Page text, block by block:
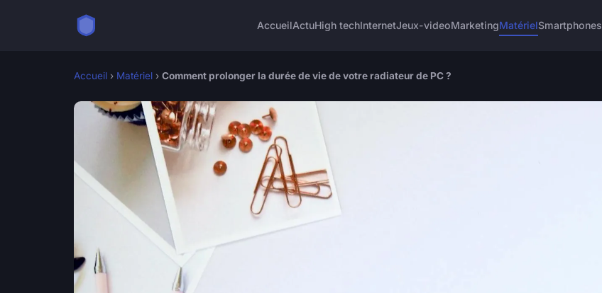
AccueilActuHigh techInternetJeux-videoMarketingMatérielSmartphones
Accueil › Matériel › Comment prolonger la durée de vie de votre radiateur de PC ?